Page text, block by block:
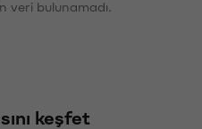
veri bulunamadı.
keşfet